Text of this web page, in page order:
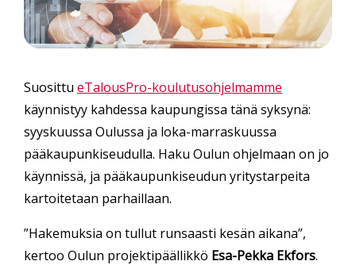
Suosittu eTalousPro-koulutusohjelmamme
käynnistyy kahdessa kaupungissa tänä syksynä:
syyskuussa Oulussa ja loka-marraskuussa
pääkaupunkiseudulla. Haku Oulun ohjelmaan on jo
käynnissä, ja pääkaupunkiseudun yritystarpeita
kartoitetaan parhaillaan.
”Hakemuksia on tullut runsaasti kesän aikana”,
kertoo Oulun projektipäällikkö Esa-Pekka Ekfors.